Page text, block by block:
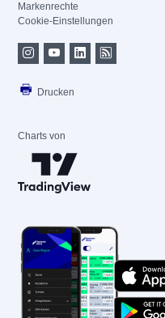
Markenrechte
Cookie-Einstellungen
Drucken
Charts von